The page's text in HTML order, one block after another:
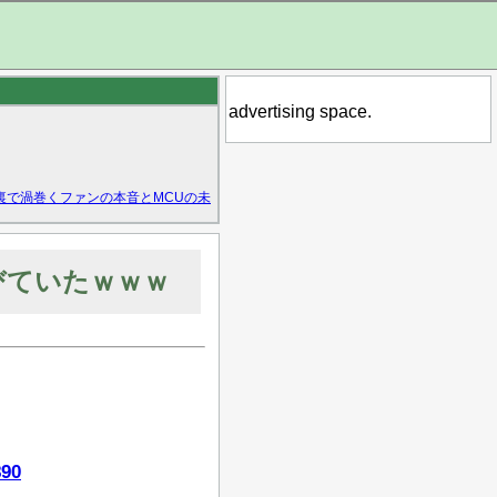
で渦巻くファンの本音とMCUの未
いたｗｗｗ
advertising space.